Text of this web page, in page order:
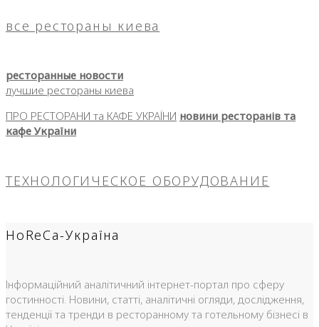
все рестораны киева
ресторанные новости
лучшие рестораны киева
ПРО РЕСТОРАНИ та КАФЕ УКРАЇНИ новини ресторанів та
кафе України
ТЕХНОЛОГИЧЕСКОЕ ОБОРУДОВАНИЕ
HoReCa-Україна
Інформаційний аналітичний інтернет-портал про сферу
гостинності. Новини, статті, аналітичні огляди, дослідження,
тенденції та тренди в ресторанному та готельному бізнесі в